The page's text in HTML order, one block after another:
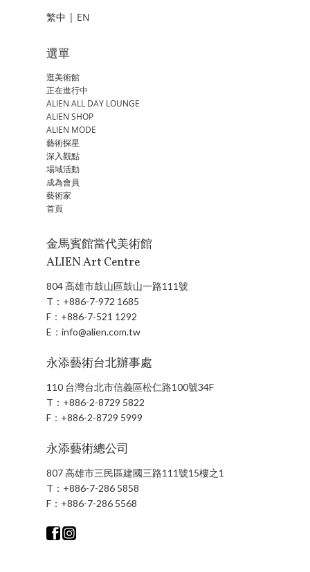
繁中 | EN
選單
逛美術館
正在進行中
ALIEN ALL DAY LOUNGE
ALIEN SHOP
ALIEN MODE
藝術探星
深入觀點
場域活動
成為會員
藝術家
首頁
金馬賓館當代美術館
ALIEN Art Centre
804 高雄市鼓山區鼓山一路111號
T： +886-7-972 1685
F： +886-7-521 1292
E：info@alien.com.tw
永添藝術台北辦事處
110 台灣台北市信義區松仁路100號34F
T： +886-2-8729 5822
F： +886-2-8729 5999
永添藝術總公司
807 高雄市三民區建國三路111號15樓之1
T： +886-7-286 5858
F： +886-7-286 5568